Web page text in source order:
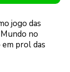
jogo das
no
em prol das